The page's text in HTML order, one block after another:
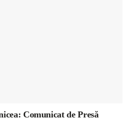
Comunicat de Presă